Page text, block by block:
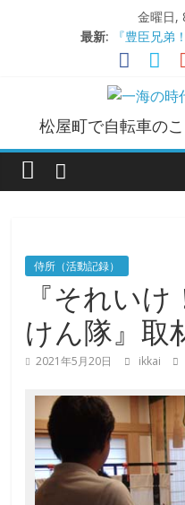
ス
ッ
金曜日,
最新:
『豊臣兄弟
大和郡山城
●大和郡山城
大阪城オフ
一
海
時
代
劇
な
り
松屋町で自転車の
侍所（活動記録）
『それい
けん隊』取
2021年5月20日 ikkai